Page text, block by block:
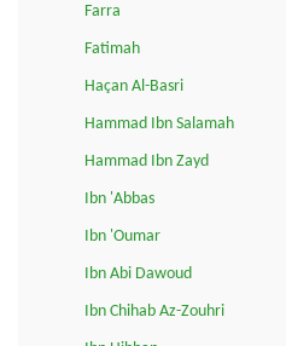
Farra
Fatimah
Haçan Al-Basri
Hammad Ibn Salamah
Hammad Ibn Zayd
Ibn 'Abbas
Ibn 'Oumar
Ibn Abi Dawoud
Ibn Chihab Az-Zouhri